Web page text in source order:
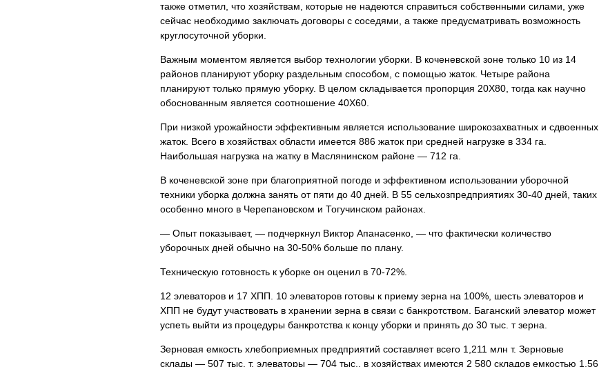
также отметил, что хозяйствам, которые не надеются справиться собственными силами, уже
сейчас необходимо заключать договоры с соседями, а также предусматривать возможность
круглосуточной уборки.
Важным моментом является выбор технологии уборки. В коченевской зоне только 10 из 14
районов планируют уборку раздельным способом, с помощью жаток. Четыре района
планируют только прямую уборку. В целом складывается пропорция 20Х80, тогда как научно
обоснованным является соотношение 40Х60.
При низкой урожайности эффективным является использование широкозахватных и сдвоенных
жаток. Всего в хозяйствах области имеется 886 жаток при средней нагрузке в 334 га.
Наибольшая нагрузка на жатку в Маслянинском районе — 712 га.
В коченевской зоне при благоприятной погоде и эффективном использовании уборочной
техники уборка должна занять от пяти до 40 дней. В 55 сельхозпредприятиях 30-40 дней, таких
особенно много в Черепановском и Тогучинском районах.
— Опыт показывает, — подчеркнул Виктор Апанасенко, — что фактически количество
уборочных дней обычно на 30-50% больше по плану.
Техническую готовность к уборке он оценил в 70-72%.
12 элеваторов и 17 ХПП. 10 элеваторов готовы к приему зерна на 100%, шесть элеваторов и
ХПП не будут участвовать в хранении зерна в связи с банкротством. Баганский элеватор может
успеть выйти из процедуры банкротства к концу уборки и принять до 30 тыс. т зерна.
Зерновая емкость хлебоприемных предприятий составляет всего 1,211 млн т. Зерновые
склады — 507 тыс. т, элеваторы — 704 тыс., в хозяйствах имеются 2 580 складов емкостью 1,56